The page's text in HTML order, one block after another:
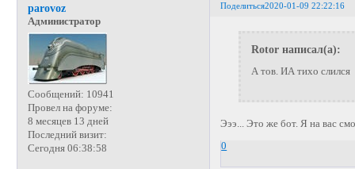
Поделиться2020-01-09 22:22:16
parovoz
Администратор
Сообщений: 10941
Провел на форуме:
8 месяцев 13 дней
Последний визит:
Сегодня 06:38:58
Rotor написал(а):
А тов. ИА тихо слился
Эээ... Это же бот. Я на вас
0